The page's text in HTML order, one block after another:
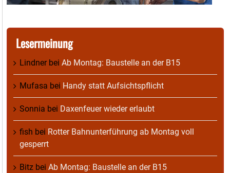
Lesermeinung
Lindnerbei Ab Montag: Baustelle an der B15
Mufasa bei Handy statt Aufsichtspflicht
Sonnia bei Daxenfeuer wieder erlaubt
fish bei Rotter Bahnunterführung ab Montag voll
gesperrt
Bitz bei Ab Montag: Baustelle an der B15